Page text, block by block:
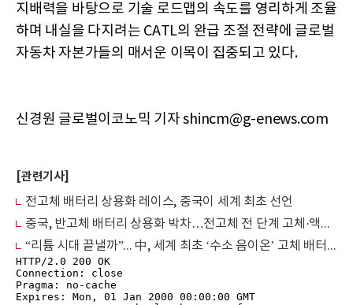
지배력을 바탕으로 기술 로드맵의 속도를 영리하게 조율
하며 내실을 다지려는 CATL의 완급 조절 전략에 글로벌
자동차 자본가들의 매서운 이목이 집중되고 있다.
신경원 글로벌이코노믹 기자 shincm@g-enews.com
[관련기사]
전고체 배터리 상용화 레이스, 중국이 세계 최초 선언
중국, 반고체 배터리 상용화 박차…전고체 전 단계 고체·액체 혼합형 주목
“리튬 시대 끝낼까”... 中, 세계 최초 ‘수소 음이온’ 고체 배터리 공개